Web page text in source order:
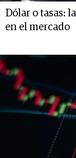
Dólar o tasas:
en el mercado